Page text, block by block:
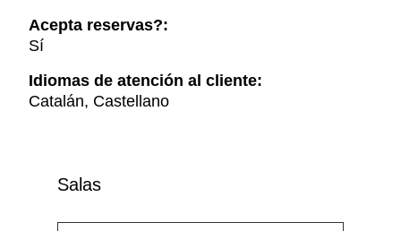
Acepta reservas?:
Sí
Idiomas de atención al cliente:
Catalán, Castellano
Salas